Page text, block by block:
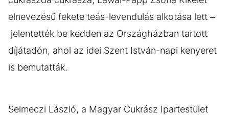
elnevezésű fekete teás-levendulás alkotása lett –
jelentették be kedden az Országházban tartott
díjátadón, ahol az idei Szent István-napi kenyeret
is bemutatták.
Selmeczi László, a Magyar Cukrász Ipartestület